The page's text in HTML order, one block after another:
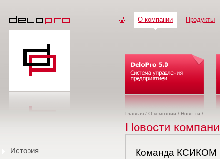
О компании Продукты
Главная / О компании / Новости /
История
Новости
Команда КСИКОМ